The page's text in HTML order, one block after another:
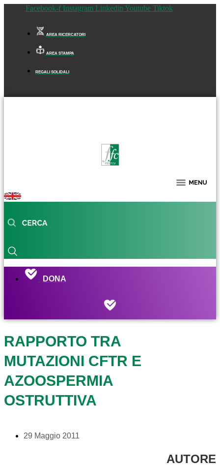
Facebook-f Instagram Linkedin Youtube Tiktok
AREA RICERCATORI
AREA STAMPA
REGALI SOLIDALI
DONA
RAPPORTO TRA
MUTAZIONI CFTR E
AZOOSPERMIA
OSTRUTTIVA
29 Maggio 2011
AUTORE